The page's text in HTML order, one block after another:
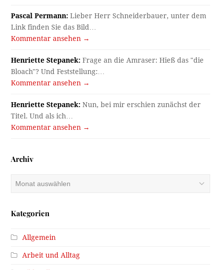
Pascal Permann: Lieber Herr Schneiderbauer, unter dem
Link finden Sie das Bild…
Kommentar ansehen →
Henriette Stepanek: Frage an die Amraser: Hieß das "die
Bloach"? Und Feststellung:…
Kommentar ansehen →
Henriette Stepanek: Nun, bei mir erschien zunächst der
Titel. Und als ich…
Kommentar ansehen →
Archiv
Archiv
Kategorien
Allgemein
Arbeit und Alltag